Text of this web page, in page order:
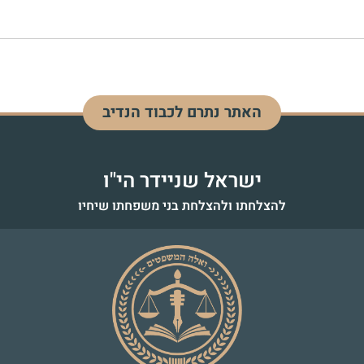
האתר נתרם לכבוד הנדיב
ישראל שניידר הי"ו
להצלחתו ולהצלחת בני משפחתו שיחיו